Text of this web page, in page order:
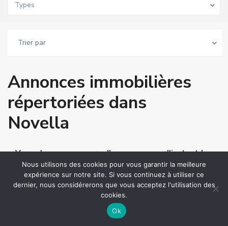
Types
Trier par
Annonces immobilières
répertoriées dans
Novella
Vous n'avez pas encore d'annonces pour l'instant !
Nous utilisons des cookies pour vous garantir la meilleure
expérience sur notre site. Si vous continuez à utiliser ce
dernier, nous considérerons que vous acceptez l'utilisation des
cookies.
Ok